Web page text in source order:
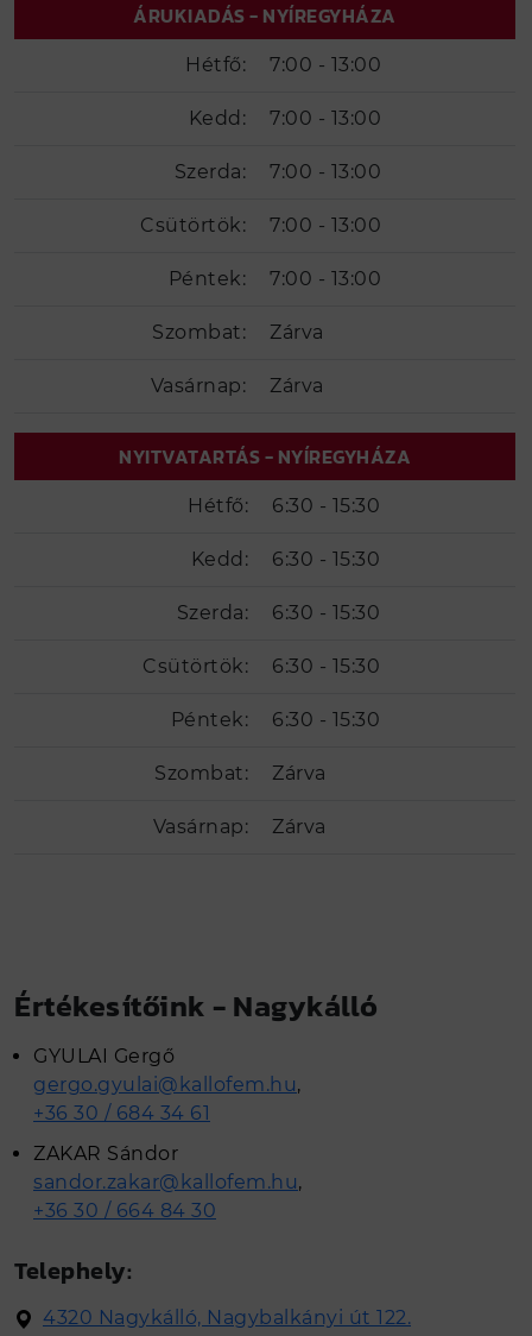
ÁRUKIADÁS - NYÍREGYHÁZA
Hétfő: 7:00 - 13:00
Kedd: 7:00 - 13:00
Szerda: 7:00 - 13:00
Csütörtök: 7:00 - 13:00
Péntek: 7:00 - 13:00
Szombat: Zárva
Vasárnap: Zárva
NYITVATARTÁS - NYÍREGYHÁZA
Hétfő: 6:30 - 15:30
Kedd: 6:30 - 15:30
Szerda: 6:30 - 15:30
Csütörtök: 6:30 - 15:30
Péntek: 6:30 - 15:30
Szombat: Zárva
Vasárnap: Zárva
Értékesítőink - Nagykálló
GYULAI Gergő
gergo.gyulai@kallofem.hu,
+36 30 / 684 34 61
ZAKAR Sándor
sandor.zakar@kallofem.hu,
+36 30 / 664 84 30
Telephely:
4320 Nagykálló, Nagybalkányi út 122.